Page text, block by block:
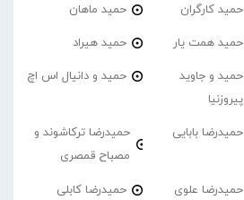
حمید کارگران حمید ماهان
حمید همت یار حمید هیراد
حمید و جاوید
پیروزنیا
حمید و دانیال اس اچ
حمیدرضا بابایی
حمیدرضا ترکاشوند و
مصباح قمصری
حمیدرضا علوی حمیدرضا کابلی